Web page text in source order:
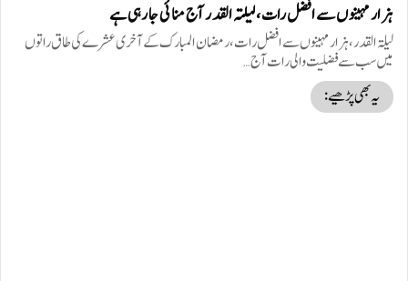
ہزار مہینوں سے افضل رات، لیلتہ القدر آج منائی جا رہی ہے
لیلۃ القدر، ہزارمہینوں سےافضل رات، رمضان المبارک کے آخری عشرے کی طاق راتوں
میں سب سے فضلیت والی رات آج…
یہ بھی پڑھیے: